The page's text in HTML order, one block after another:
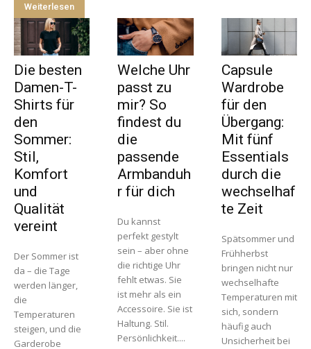
Weiterlesen
Die besten
Damen-T-
Shirts für
den
Sommer:
Stil,
Komfort
und
Qualität
vereint
Der Sommer ist
da – die Tage
werden länger,
die
Temperaturen
steigen, und die
Garderobe
Welche Uhr
passt zu
mir? So
findest du
die
passende
Armbanduh
r für dich
Du kannst
perfekt gestylt
sein – aber ohne
die richtige Uhr
fehlt etwas. Sie
ist mehr als ein
Accessoire. Sie ist
Haltung. Stil.
Persönlichkeit....
Capsule
Wardrobe
für den
Übergang:
Mit fünf
Essentials
durch die
wechselhaf
te Zeit
Spätsommer und
Frühherbst
bringen nicht nur
wechselhafte
Temperaturen mit
sich, sondern
häufig auch
Unsicherheit bei